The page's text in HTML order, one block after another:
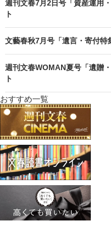
週刊文春7月2日号「資産運用
ト
文藝春秋7月号「遺言・寄付特
週刊文春WOMAN夏号「遺贈
ト
おすすめ一覧